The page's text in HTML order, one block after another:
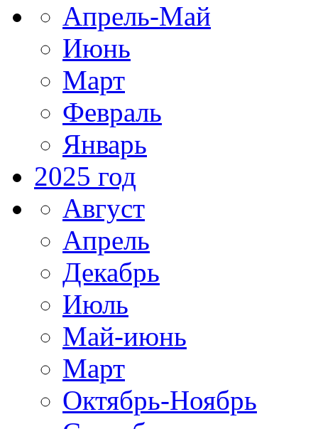
Апрель-Май
Июнь
Март
Февраль
Январь
2025 год
Август
Апрель
Декабрь
Июль
Май-июнь
Март
Октябрь-Ноябрь